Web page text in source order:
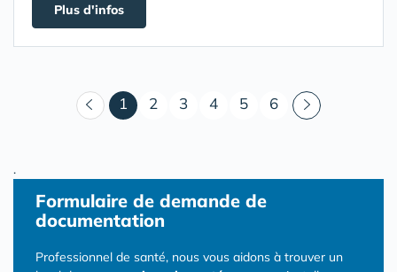
Plus d'infos
1 (courant)
2 3 4 5 6
.
Formulaire de demande de
documentation
Professionnel de santé, nous vous aidons à trouver un